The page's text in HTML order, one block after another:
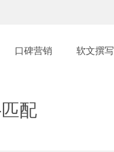
口碑营销 软文撰写
配